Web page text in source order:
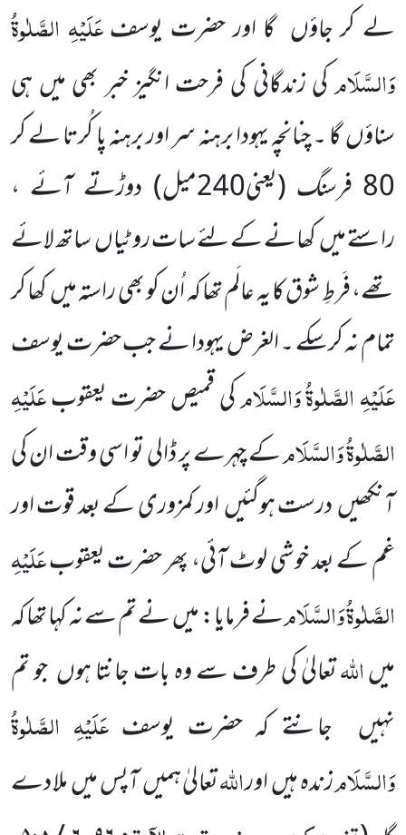
لے کر جاؤں گا اور حضرت یوسفعَلَیْہِ الصَّلٰوۃُ
وَالسَّلَامکی زندگانی کی فرحت انگیز خبر بھی میں ہی
سناؤں گا ۔ چنانچہ یہودا برہنہ سر اور برہنہ پا کُرتا لے کر
80 فرسنگ
(یعنی240میل)
دوڑتے آئے ،
راستے میں کھانے کے لئے سات روٹیاں ساتھ لائے
تھے، فَرطِ شوق کا یہ عالَم تھا کہ اُن کو بھی راستہ میں کھا کر
تمام نہ کرسکے ۔ الغرض یہودا نے جب حضرت یوسف
عَلَیْہِ الصَّلٰوۃُ وَالسَّلَامکی قمیص حضرت یعقوبعَلَیْہِ
الصَّلٰوۃُ وَالسَّلَامکے چہرے پر ڈالی تو اسی وقت ان کی
آنکھیں درست ہوگئیں اور کمزوری کے بعد قوت اور
غم کے بعد خوشی لوٹ آئی، پھر حضرت یعقوبعَلَیْہِ
الصَّلٰوۃُ وَالسَّلَامنے فرمایا: میں نے تم سے نہ کہا تھا کہ
میںاللّٰہتعالیٰ کی طرف سے وہ بات جانتا ہوں جو تم
نہیں جانتے کہ حضرت یوسفعَلَیْہِ الصَّلٰوۃُ
وَالسَّلَامزندہ ہیں اوراللّٰہتعالیٰ ہمیں آپس میں ملا دے